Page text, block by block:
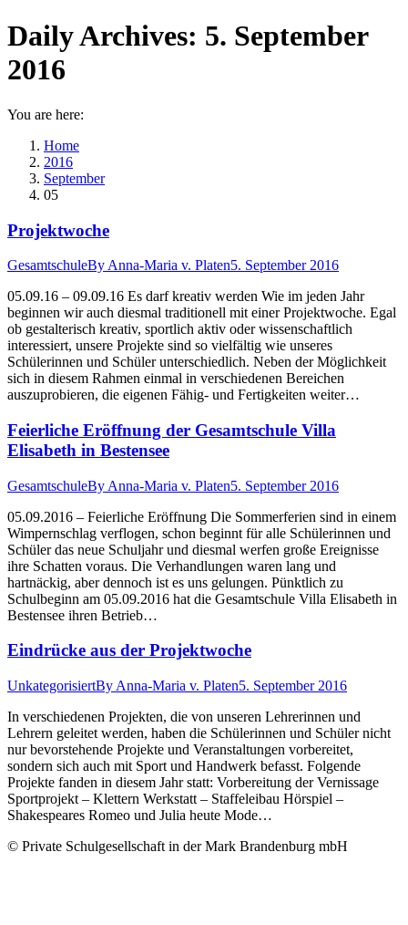
Daily Archives: 5. September
2016
You are here:
Home
2016
September
05
Projektwoche
GesamtschuleBy Anna-Maria v. Platen5. September 2016
05.09.16 – 09.09.16 Es darf kreativ werden Wie im jeden Jahr
beginnen wir auch diesmal traditionell mit einer Projektwoche. Egal
ob gestalterisch kreativ, sportlich aktiv oder wissenschaftlich
interessiert, unsere Projekte sind so vielfältig wie unseres
Schülerinnen und Schüler unterschiedlich. Neben der Möglichkeit
sich in diesem Rahmen einmal in verschiedenen Bereichen
auszuprobieren, die eigenen Fähig- und Fertigkeiten weiter…
Feierliche Eröffnung der Gesamtschule Villa
Elisabeth in Bestensee
GesamtschuleBy Anna-Maria v. Platen5. September 2016
05.09.2016 – Feierliche Eröffnung Die Sommerferien sind in einem
Wimpernschlag verflogen, schon beginnt für alle Schülerinnen und
Schüler das neue Schuljahr und diesmal werfen große Ereignisse
ihre Schatten voraus. Die Verhandlungen waren lang und
hartnäckig, aber dennoch ist es uns gelungen. Pünktlich zu
Schulbeginn am 05.09.2016 hat die Gesamtschule Villa Elisabeth in
Bestensee ihren Betrieb…
Eindrücke aus der Projektwoche
UnkategorisiertBy Anna-Maria v. Platen5. September 2016
In verschiedenen Projekten, die von unseren Lehrerinnen und
Lehrern geleitet werden, haben die Schülerinnen und Schüler nicht
nur bevorstehende Projekte und Veranstaltungen vorbereitet,
sondern sich auch mit Sport und Handwerk befasst. Folgende
Projekte fanden in diesem Jahr statt: Vorbereitung der Vernissage
Sportprojekt – Klettern Werkstatt – Staffeleibau Hörspiel –
Shakespeares Romeo und Julia heute Mode…
© Private Schulgesellschaft in der Mark Brandenburg mbH